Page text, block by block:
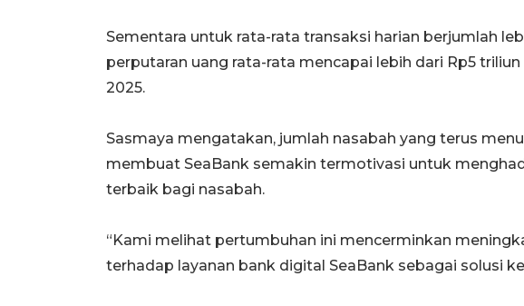
Sementara untuk rata-rata transaksi harian berjumlah
perputaran uang rata-rata mencapai lebih dari Rp5
2025.
Sasmaya mengatakan, jumlah nasabah yang terus
membuat SeaBank semakin termotivasi untuk
terbaik bagi nasabah.
“Kami melihat pertumbuhan ini mencerminkan
terhadap layanan bank digital SeaBank sebagai solusi